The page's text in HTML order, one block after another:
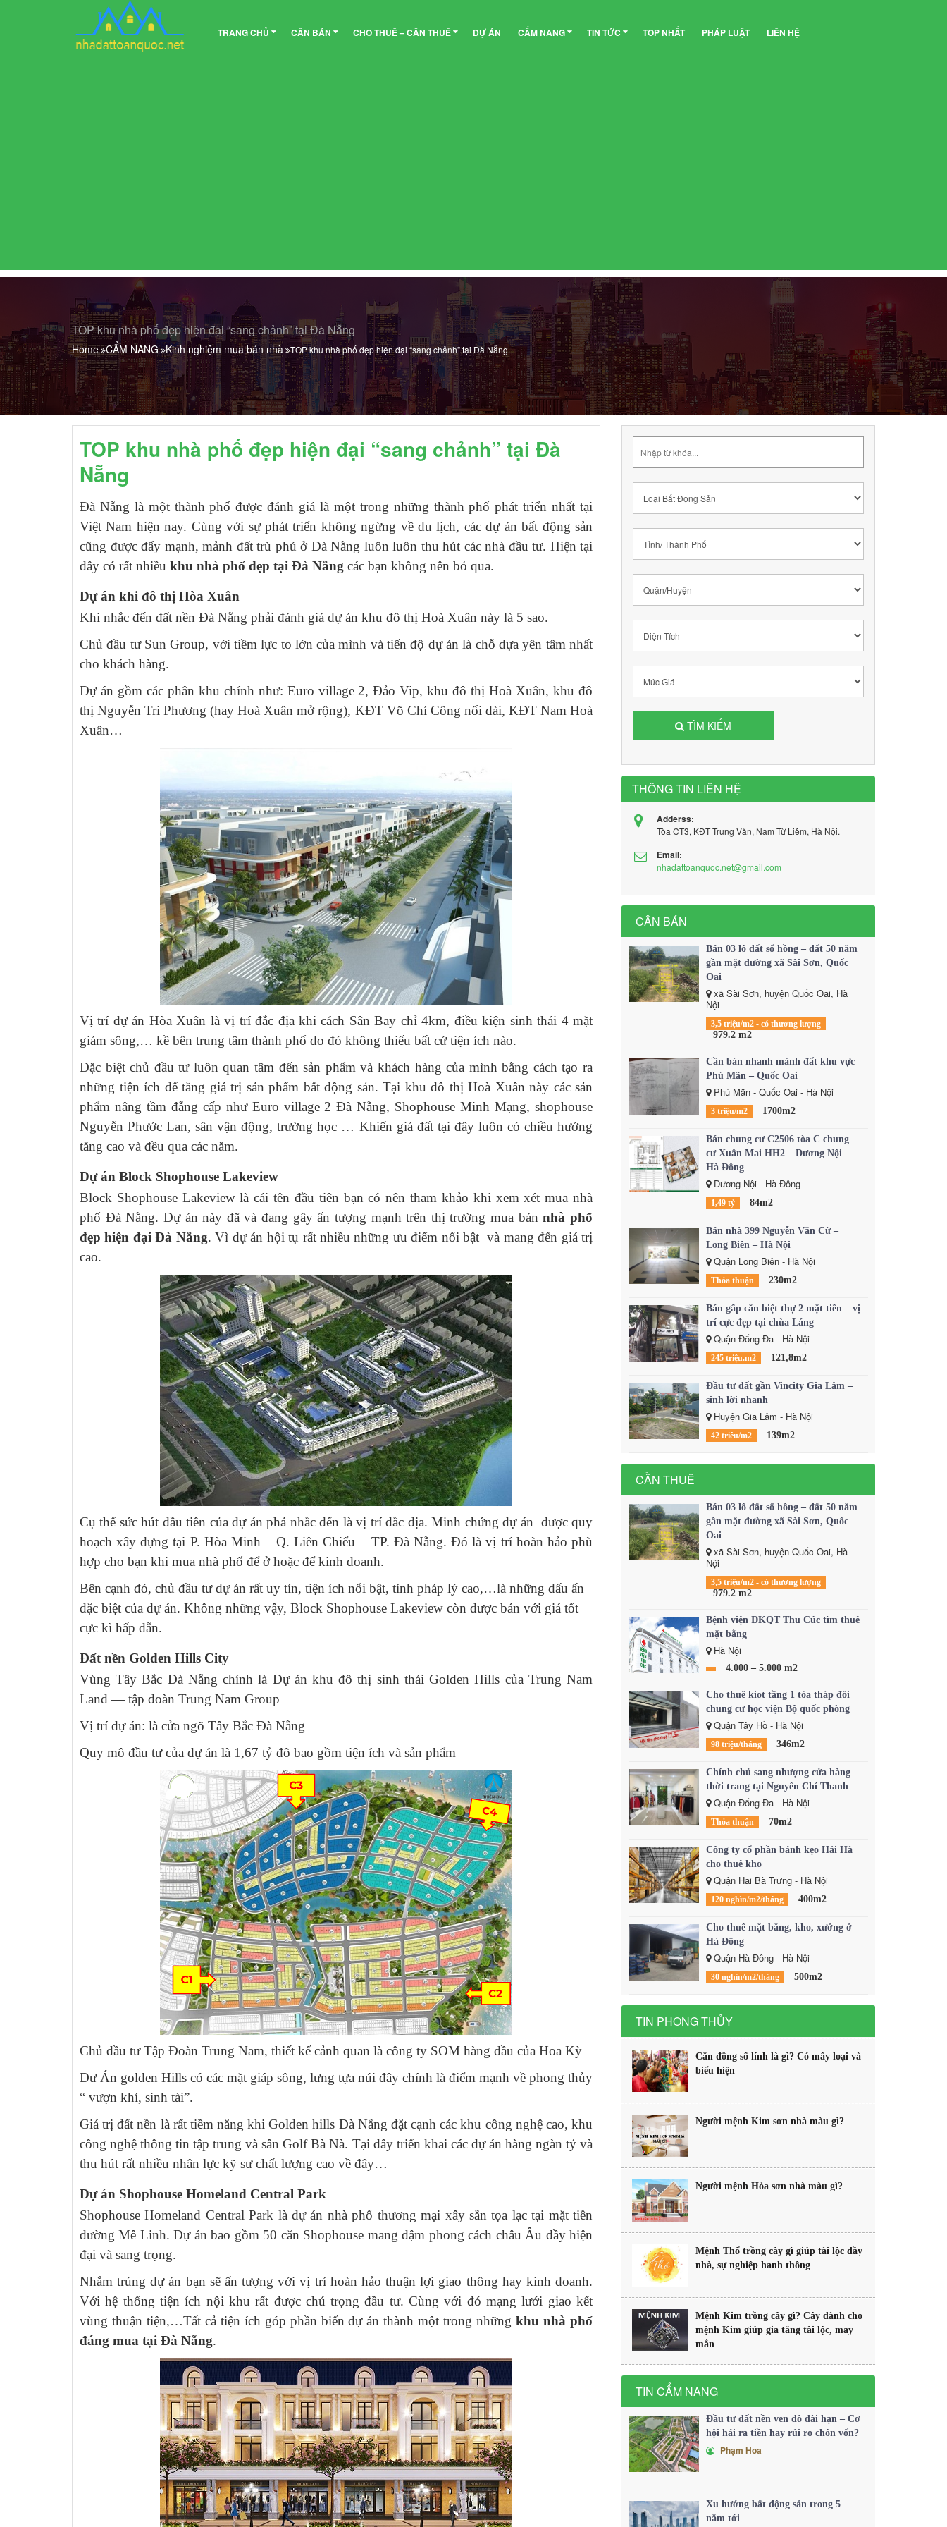
TRANG CHỦ CẦN BÁN CHO THUÊ – CẦN THUÊ DỰ ÁN CẨM NANG TIN TỨC TOP NHẤT PHÁP LUẬT LIÊN HỆ
TOP khu nhà phố đẹp hiện đại “sang chảnh” tại Đà Nẵng
Home CẨM NANG Kinh nghiệm mua bán nhà TOP khu nhà phố đẹp hiện đại “sang chảnh” tại Đà Nẵng
TOP khu nhà phố đẹp hiện đại “sang chảnh” tại Đà
Nẵng
Đà Nẵng là một thành phố được đánh giá là một trong những thành phố phát triển nhất tại
Việt Nam hiện nay. Cùng với sự phát triển không ngừng về du lịch, các dự án bất động sản
cũng được đẩy mạnh, mảnh đất trù phú ở Đà Nẵng luôn luôn thu hút các nhà đầu tư. Hiện tại
đây có rất nhiều khu nhà phố đẹp tại Đà Nẵng các bạn không nên bỏ qua.
Dự án khi đô thị Hòa Xuân
Khi nhắc đến đất nền Đà Nẵng phải đánh giá dự án khu đô thị Hoà Xuân này là 5 sao.
Chủ đầu tư Sun Group, với tiềm lực to lớn của mình và tiến độ dự án là chỗ dựa yên tâm nhất
cho khách hàng.
Dự án gồm các phân khu chính như: Euro village 2, Đảo Vip, khu đô thị Hoà Xuân, khu đô
thị Nguyễn Tri Phương (hay Hoà Xuân mở rộng), KĐT Võ Chí Công nối dài, KĐT Nam Hoà
Xuân…
Vị trí dự án Hòa Xuân là vị trí đắc địa khi cách Sân Bay chỉ 4km, điều kiện sinh thái 4 mặt
giám sông,… kề bên trung tâm thành phố do đó không thiếu bất cứ tiện ích nào.
Đặc biệt chủ đầu tư luôn quan tâm đến sản phẩm và khách hàng của mình bằng cách tạo ra
những tiện ích để tăng giá trị sản phẩm bất động sản. Tại khu đô thị Hoà Xuân này các sản
phẩm nâng tầm đẵng cấp như Euro village 2 Đà Nẵng, Shophouse Minh Mạng, shophouse
Nguyễn Phước Lan, sân vận động, trường học … Khiến giá đất tại đây luôn có chiều hướng
tăng cao và đều qua các năm.
Dự án Block Shophouse Lakeview
Block Shophouse Lakeview là cái tên đầu tiên bạn có nên tham khảo khi xem xét mua nhà
phố Đà Nẵng. Dự án này đã và đang gây ấn tượng mạnh trên thị trường mua bánnhà phố
đẹp hiện đại Đà Nẵng. Vì dự án hội tụ rất nhiều những ưu điểm nổi bật và mang đến giá trị
cao.
Cụ thể sức hút đầu tiên của dự án phả nhắc đến là vị trí đắc địa. Minh chứng dự án được quy
hoạch xây dựng tại P. Hòa Minh – Q. Liên Chiểu – TP. Đà Nẵng. Đó là vị trí hoàn hảo phù
hợp cho bạn khi mua nhà phố để ở hoặc để kinh doanh.
Bên cạnh đó, chủ đầu tư dự án rất uy tín, tiện ích nổi bật, tính pháp lý cao,…là những dấu ấn
đặc biệt của dự án. Không những vậy, Block Shophouse Lakeview còn được bán với giá tốt
cực kì hấp dẫn.
Đất nền Golden Hills City
Vùng Tây Bắc Đà Nẵng chính là Dự án khu đô thị sinh thái Golden Hills của Trung Nam
Land — tập đoàn Trung Nam Group
Vị trí dự án: là cửa ngõ Tây Bắc Đà Nẵng
Quy mô đầu tư của dự án là 1,67 tỷ đô bao gồm tiện ích và sản phẩm
Chủ đầu tư Tập Đoàn Trung Nam, thiết kế cảnh quan là công ty SOM hàng đầu của Hoa Kỳ
Dư Án golden Hills có các mặt giáp sông, lưng tựa núi đây chính là điểm mạnh về phong thủy
“ vượn khí, sinh tài”.
Giá trị đất nền là rất tiềm năng khi Golden hills Đà Nẵng đặt cạnh các khu công nghệ cao, khu
công nghệ thông tin tập trung và sân Golf Bà Nà. Tại đây triển khai các dự án hàng ngàn tỷ và
thu hút rất nhiều nhân lực kỹ sư chất lượng cao về đây…
Dự án Shophouse Homeland Central Park
Shophouse Homeland Central Park là dự án nhà phố thương mại xây sẵn tọa lạc tại mặt tiền
đường Mê Linh. Dự án bao gồm 50 căn Shophouse mang đậm phong cách châu Âu đầy hiện
đại và sang trọng.
Nhắm trúng dự án bạn sẽ ấn tượng với vị trí hoàn hảo thuận lợi giao thông hay kinh doanh.
Với hệ thống tiện ích nội khu rất được chú trọng đầu tư. Cùng với đó mạng lưới giao kết
vùng thuận tiện,…Tất cả tiện ích góp phần biến dự án thành một trong nhữngkhu nhà phố
đáng mua tại Đà Nẵng.
TÌM KIẾM
THÔNG TIN LIÊN HỆ
Adderss:
Tòa CT3, KĐT Trung Văn, Nam Từ Liêm, Hà Nội.
Email:
nhadattoanquoc.net@gmail.com
CẦN BÁN
Bán 03 lô đất sổ hồng – đất 50 năm
gần mặt đường xã Sài Sơn, Quốc
Oai
xã Sài Sơn, huyện Quốc Oai, Hà
Nội
3,5 triệu/m2 - có thương lượng
979.2 m2
Cần bán nhanh mảnh đất khu vực
Phú Mãn – Quốc Oai
Phú Mãn - Quốc Oai - Hà Nội
3 triệu/m2 1700m2
Bán chung cư C2506 tòa C chung
cư Xuân Mai HH2 – Dương Nội –
Hà Đông
Dương Nội - Hà Đông
1,49 tỷ 84m2
Bán nhà 399 Nguyễn Văn Cừ –
Long Biên – Hà Nội
Quận Long Biên - Hà Nội
Thỏa thuận 230m2
Bán gấp căn biệt thự 2 mặt tiền – vị
trí cực đẹp tại chùa Láng
Quận Đống Đa - Hà Nội
245 triệu.m2 121,8m2
Đầu tư đất gần Vincity Gia Lâm –
sinh lời nhanh
Huyện Gia Lâm - Hà Nội
42 triêu/m2 139m2
CẦN THUÊ
Bán 03 lô đất sổ hồng – đất 50 năm
gần mặt đường xã Sài Sơn, Quốc
Oai
xã Sài Sơn, huyện Quốc Oai, Hà
Nội
3,5 triệu/m2 - có thương lượng
979.2 m2
Bệnh viện ĐKQT Thu Cúc tìm thuê
mặt bằng
Hà Nội
4.000 – 5.000 m2
Cho thuê kiot tầng 1 tòa tháp đôi
chung cư học viện Bộ quốc phòng
Quận Tây Hồ - Hà Nội
98 triệu/tháng 346m2
Chính chủ sang nhượng cửa hàng
thời trang tại Nguyễn Chí Thanh
Quận Đống Đa - Hà Nội
Thỏa thuận 70m2
Công ty cổ phần bánh kẹo Hải Hà
cho thuê kho
Quận Hai Bà Trưng - Hà Nội
120 nghìn/m2/tháng 400m2
Cho thuê mặt bằng, kho, xưởng ở
Hà Đông
Quận Hà Đông - Hà Nội
30 nghìn/m2/tháng 500m2
TIN PHONG THỦY
Căn đồng số lính là gì? Có mấy loại và
biểu hiện
Người mệnh Kim sơn nhà màu gì?
Người mệnh Hỏa sơn nhà màu gì?
Mệnh Thổ trồng cây gì giúp tài lộc đầy
nhà, sự nghiệp hanh thông
Mệnh Kim trồng cây gì? Cây dành cho
mệnh Kim giúp gia tăng tài lộc, may
mắn
TIN CẨM NANG
Đầu tư đất nền ven đô dài hạn – Cơ
hội hái ra tiền hay rủi ro chôn vốn?
Phạm Hoa
Xu hướng bất động sản trong 5
năm tới